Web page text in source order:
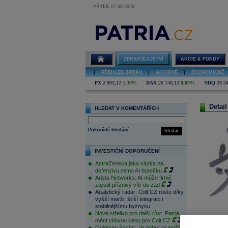
PÁTEK 07.08.2026
ZPRAVODAJSTVÍ AKCIE & FONDY
PŘEHLED ZPRÁV AKCIOVÉ EKONOMICKÉ
PX 2 805,12 1,30% DAX 26 140,13 0,05% NDQ 26
HLEDAT V KOMENTÁŘÍCH
hledat
Pokročilé hledání
INVESTIČNÍ DOPORUČENÍ
AstraZeneca jako sázka na
defenzivu mimo AI horečku
Arista Networks: AI může firmě
zajistit příznivý vítr do zad
Analytický radar: Colt CZ roste díky
vyšší marži, širší integraci i
stabilnějšímu byznysu
Nové střelivo pro další růst. Patria
mění cílovou cenu pro Colt CZ